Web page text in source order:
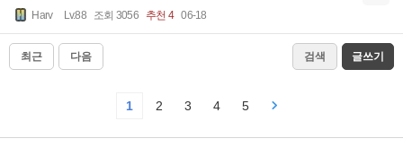
Harv Lv.88 조회 3056 추천 4 06-18
최근 다음 검색 글쓰기
1 2 3 4 5